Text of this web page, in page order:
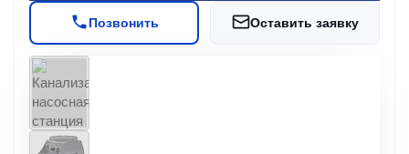
Позвонить Оставить заявку